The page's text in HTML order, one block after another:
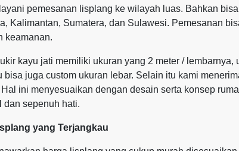
pemesanan lisplang ke wilayah luas. Bahkan
Kalimantan, Sumatera, dan Sulawesi. Pemesanan
keamanan.
kayu jati memiliki ukuran yang 2 meter /
bisa juga custom ukuran lebar. Selain itu kami
Hal ini menyesuaikan dengan desain serta konsep
dan sepenuh hati.
yang Terjangkau